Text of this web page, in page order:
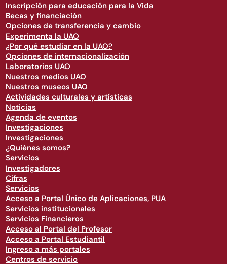
Inscripción para educación para la Vida
Becas y financiación
Opciones de transferencia y cambio
Experimenta la UAO
¿Por qué estudiar en la UAO?
Opciones de internacionalización
Laboratorios UAO
Nuestros medios UAO
Nuestros museos UAO
Actividades culturales y artísticas
Noticias
Agenda de eventos
Investigaciones
Investigaciones
¿Quiénes somos?
Servicios
Investigadores
Cifras
Servicios
Acceso a Portal Único de Aplicaciones, PUA
Servicios institucionales
Servicios Financieros
Acceso al Portal del Profesor
Acceso a Portal Estudiantil
Ingreso a más portales
Centros de servicio